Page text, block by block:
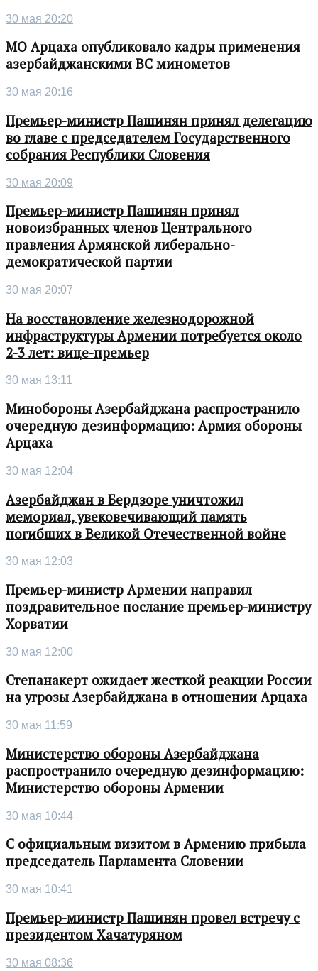
30 мая 20:20
МО Арцаха опубликовало кадры применения
азербайджанскими ВС минометов
30 мая 20:16
Премьер-министр Пашинян принял делегацию
во главе с председателем Государственного
собрания Республики Словения
30 мая 20:09
Премьер-министр Пашинян принял
новоизбранных членов Центрального
правления Армянской либерально-
демократической партии
30 мая 20:07
На восстановление железнодорожной
инфраструктуры Армении потребуется около
2-3 лет: вице-премьер
30 мая 13:11
Минобороны Азербайджана распространило
очередную дезинформацию: Армия обороны
Арцаха
30 мая 12:04
Азербайджан в Бердзоре уничтожил
мемориал, увековечивающий память
погибших в Великой Отечественной войне
30 мая 12:03
Премьер-министр Армении направил
поздравительное послание премьер-министру
Хорватии
30 мая 12:00
Степанакерт ожидает жесткой реакции России
на угрозы Азербайджана в отношении Арцаха
30 мая 11:59
Министерство обороны Азербайджана
распространило очередную дезинформацию:
Министерство обороны Армении
30 мая 10:44
С официальным визитом в Армению прибыла
председатель Парламента Словении
30 мая 10:41
Премьер-министр Пашинян провел встречу с
президентом Хачатуряном
30 мая 08:36